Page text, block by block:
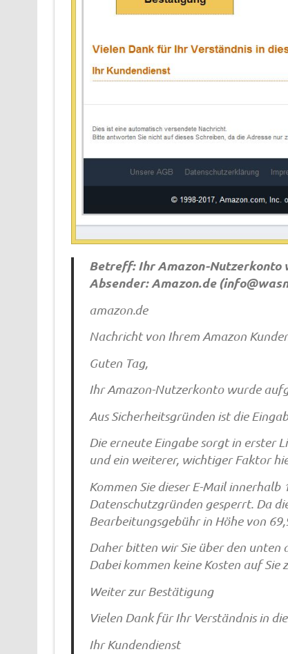
Betreff: Ihr Amazon-Nutzerkonto
Absender: Amazon.de (
amazon.de
Nachricht von Ihrem Amazon
Guten Tag,
Ihr Amazon-Nutzerkonto wurde
Aus Sicherheitsgründen ist die
Die erneute Eingabe sorgt in erster
und ein weiterer, wichtiger Faktor
Kommen Sie dieser E-Mail
Datenschutzgründen gesperrt. Da
Bearbeitungsgebühr in Höhe von
Daher bitten wir Sie über den
Dabei kommen keine Kosten auf Sie
Weiter zur Bestätigung
Vielen Dank für Ihr Verständnis in
Ihr Kundendienst